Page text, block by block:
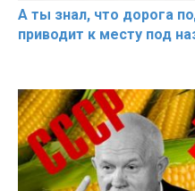
А ты знал, что дорога
приводит к месту под